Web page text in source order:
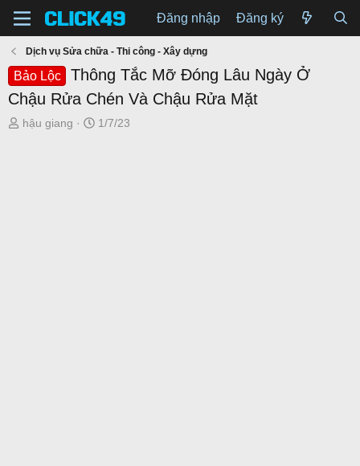
Đăng nhập Đăng ký
Dịch vụ Sửa chữa - Thi công - Xây dựng
Bảo Lộc
Thông Tắc Mỡ Đóng Lâu Ngày Ở
Chậu Rửa Chén Và Chậu Rửa Mặt
T
hậu giang
N
1/7/23